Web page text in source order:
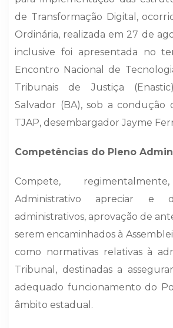
de Transformação Digital,
Ordinária, realizada em 27 de
inclusive foi apresentada no
Encontro Nacional de
Tribunais de Justiça
Salvador (BA), sob a condução
TJAP, desembargador Jayme
Competências do Pleno
Compete,
Administrativo apreciar e
administrativos, aprovação de
serem encaminhados à
como normativas relativas à
Tribunal, destinadas a
adequado funcionamento do
âmbito estadual.